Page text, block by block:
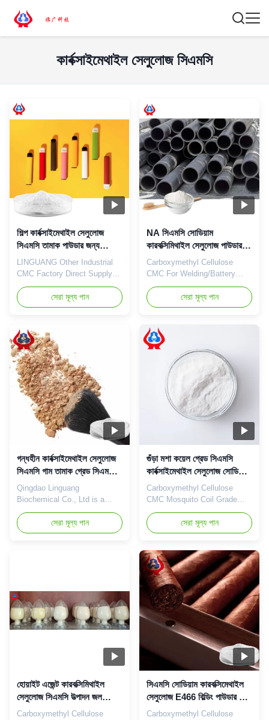
কার্বক্সাইমেথাইল সেলুলোজ সিএমসি
শিল্প কার্বক্সাইমেথাইল সেলুলোজ
সিএমসি তামাক পাউডার জন্য
দ্রবণীয়
LINGUANG Other Industrial
CMC Factory Direct Supply
CMC Powder For Tobacco
HOT SALE 1. Product
description High quality grade
sodium, wholesale price in
Chinese factories
*Biodegradable characteristics
*CMC mainly takes effects of
thickeners,emulsifiers and
suspending agents. ...
সেরা মূল্য পান
NA সিএমসি সোডিয়াম
কারবক্সিমিথাইল সেলুলোজ পাউডার
ফর ওয়েল্ডিং / ব্যাটারি গ্রেড
Carboxymethyl Cellulose
CMC For Welding/Battery
Grade And Improve
Eccentricity Of The Welding
Rod NA CMC SALT Dongying
2010 in Donying, Shandong
Province China. We are the
professional manufacturer of
CMC (Sodium carboxymethyl
cellulose) and PAC (Poly
anionic cellulose) ...
সেরা মূল্য পান
গন্ধহীন কার্বক্সাইমেথাইল সেলুলোজ
সিএমসি গাম তামাক গ্রেড সিএমসি
হালাল
Qingdao Linguang
Biochemical Co., Ltd is a
professional high-tech
enterprise which was
established in 2010. We
cellulose(CMC). The annual
output of our company
reaches 20KTon and we
gained the certification of
সেরা মূল্য পান
গুঁড়া মশা কয়েল গ্রেড সিএমসি
কার্বক্সাইমেথাইল সেলুলোজ সোডিয়াম
Na
Carboxymethyl Cellulose
CMC Mosquito Coil Grade
CMC NA With the aim of
manufacturing and exporting
Na CMC (Sodium
Dongying Linguang New
material Co., Ltd., was
established and started to
operate in the plants located
in Dongying Shandong
Province in 2010. Since its ...
সেরা মূল্য পান
হোয়াইট এজেন্ট কারবক্সিমিথাইল
সেলুলোজ সিএমসি উত্পাদন জল
ড্রিলিং গ্রেড
Carboxymethyl Cellulose
সিএমসি সোডিয়াম কারবক্সিমেথাইল
সেলুলোজ E466 বিল্ডিং পাউডার এবং
ডাই জন্য
Carboxymethyl Cellulose